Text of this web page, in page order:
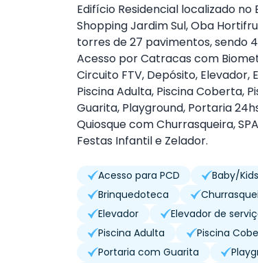
Edifício Residencial localizado
Shopping Jardim Sul, Oba
torres de 27 pavimentos, sendo
Acesso por Catracas com
Circuito FTV, Depósito, Elevador,
Piscina Adulta, Piscina Coberta,
Guarita, Playground, Portaria
Quiosque com Churrasqueira,
Festas Infantil e Zelador.
Acesso para PCD Baby/
Brinquedoteca
Elevador
Elevador de
Piscina Adulta
Piscina
Portaria com Guarita